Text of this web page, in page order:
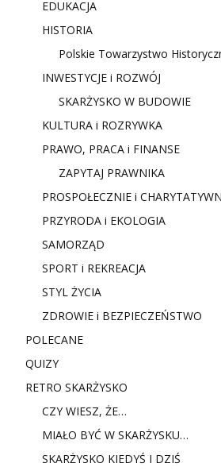
EDUKACJA
HISTORIA
Polskie Towarzystwo
INWESTYCJE i ROZWÓJ
SKARŻYSKO W BUDOWIE
KULTURA i ROZRYWKA
PRAWO, PRACA i FINANSE
ZAPYTAJ PRAWNIKA
PROSPOŁECZNIE i
PRZYRODA i EKOLOGIA
SAMORZĄD
SPORT i REKREACJA
STYL ŻYCIA
ZDROWIE i BEZPIECZEŃSTWO
POLECANE
QUIZY
RETRO SKARŻYSKO
CZY WIESZ, ŻE…
MIAŁO BYĆ W SKARŻYSKU…
SKARŻYSKO KIEDYŚ I DZIŚ